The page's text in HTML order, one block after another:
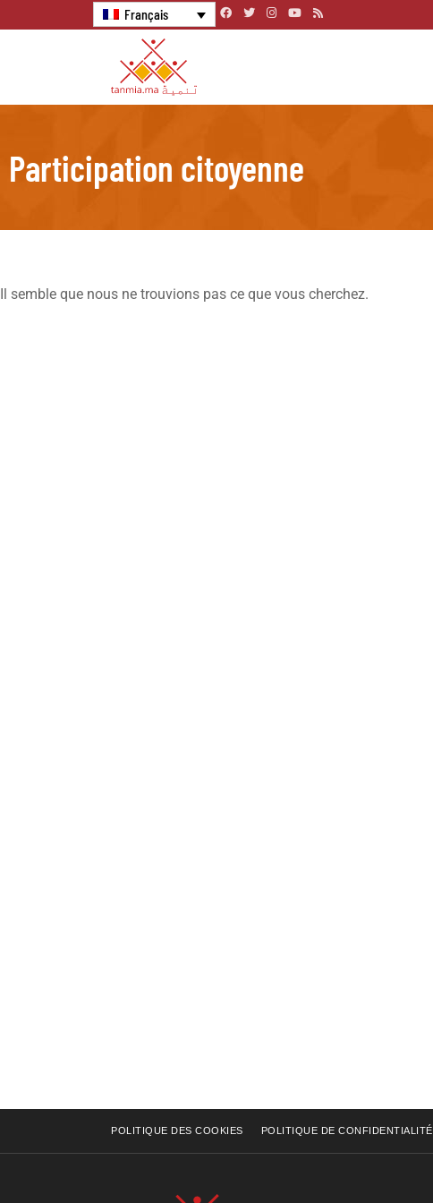
Français
Participation citoyenne
Il semble que nous ne trouvions pas ce que vous cherchez.
POLITIQUE DES COOKIES POLITIQUE DE CONFIDENTIALITÉ